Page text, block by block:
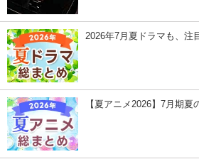
2026年7月夏ドラマも、注
【夏アニメ2026】7月期夏